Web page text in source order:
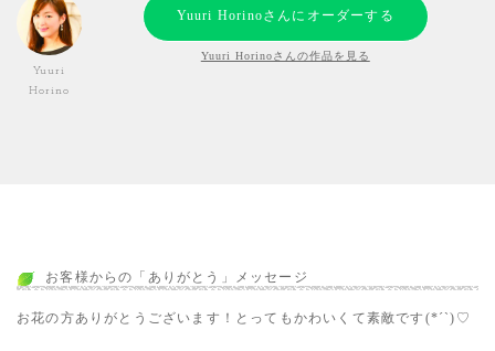
Yuuri
Horino
Yuuri Horinoさんにオーダーする
Yuuri Horinoさんの作品を見る
お客様からの「ありがとう」メッセージ
お花の方ありがとうございます！とってもかわいくて素敵です(*´`)♡